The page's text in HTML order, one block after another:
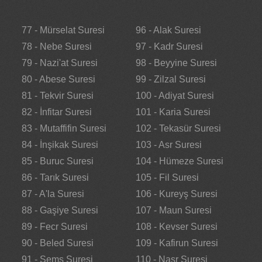
77 - Mürselat Suresi
78 - Nebe Suresi
79 - Nazi'at Suresi
80 - Abese Suresi
81 - Tekvir Suresi
82 - İnfitar Suresi
83 - Mutaffifin Suresi
84 - İnşikak Suresi
85 - Buruc Suresi
86 - Tarık Suresi
87 - A'la Suresi
88 - Gaşiye Suresi
89 - Fecr Suresi
90 - Beled Suresi
91 - Şems Suresi
96 - Alak Suresi
97 - Kadr Suresi
98 - Beyyine Suresi
99 - Zilzal Suresi
100 - Adiyat Suresi
101 - Karia Suresi
102 - Tekasür Suresi
103 - Asr Suresi
104 - Hümeze Suresi
105 - Fil Suresi
106 - Kureyş Suresi
107 - Maun Suresi
108 - Kevser Suresi
109 - Kafirun Suresi
110 - Nasr Suresi